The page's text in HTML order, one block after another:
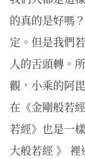
的真的是好嗎
定。但是我們
人的舌頭轉。
觀，小乘的阿
在《金剛般若
若經》也是一
大般若經 》